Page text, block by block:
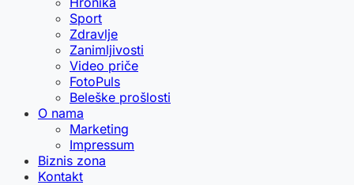
Sport
Zdravlje
Zanimljivosti
Video priče
FotoPuls
Beleške prošlosti
O nama
Marketing
Impressum
Biznis zona
Kontakt